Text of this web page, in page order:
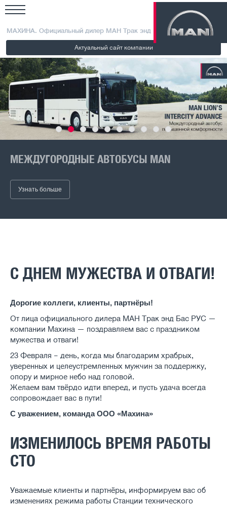
МАХИНА. Официальный дилер МАН Трак энд Бас РУС
Актуальный сайт компании
МЕЖДУГОРОДНЫЕ АВТОБУСЫ MAN
Узнать больше
С ДНЕМ МУЖЕСТВА И ОТВАГИ!
Дорогие коллеги, клиенты, партнёры!
От лица официального дилера МАН Трак энд Бас РУС —
компании Махина — поздравляем вас с праздником
мужества и отваги!
23 Февраля – день, когда мы благодарим храбрых,
уверенных и целеустремленных мужчин за поддержку,
опору и мирное небо над головой.
Желаем вам твёрдо идти вперед, и пусть удача всегда
сопровождает вас в пути!
С уважением, команда ООО «Махина»
ИЗМЕНИЛОСЬ ВРЕМЯ РАБОТЫ
СТО
Уважаемые клиенты и партнёры, информируем вас об
изменениях режима работы Станции технического